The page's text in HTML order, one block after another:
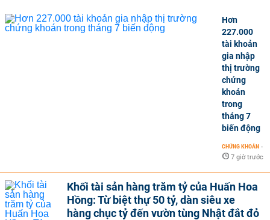
Hơn
227.000
tài khoản
gia nhập
thị trường
chứng
khoán
trong
tháng 7
biến động
CHỨNG KHOÁN -
7 giờ trước
Khối tài sản hàng trăm tỷ của Huấn Hoa
Hồng: Từ biệt thự 50 tỷ, dàn siêu xe
hàng chục tỷ đến vườn tùng Nhật đắt đỏ